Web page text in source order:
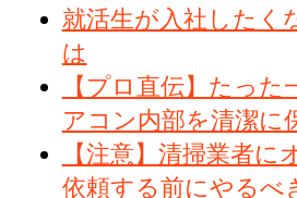
就活生が入社したく
は
【プロ直伝】たっ
アコン内部を清潔に
【注意】清掃業者に
依頼する前にやるべ